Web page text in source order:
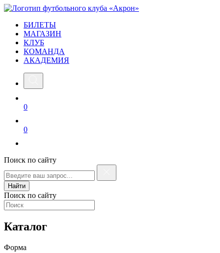
БИЛЕТЫ
МАГАЗИН
КЛУБ
КОМАНДА
АКАДЕМИЯ
0
0
Поиск по сайту
Найти
Поиск по сайту
Каталог
Форма